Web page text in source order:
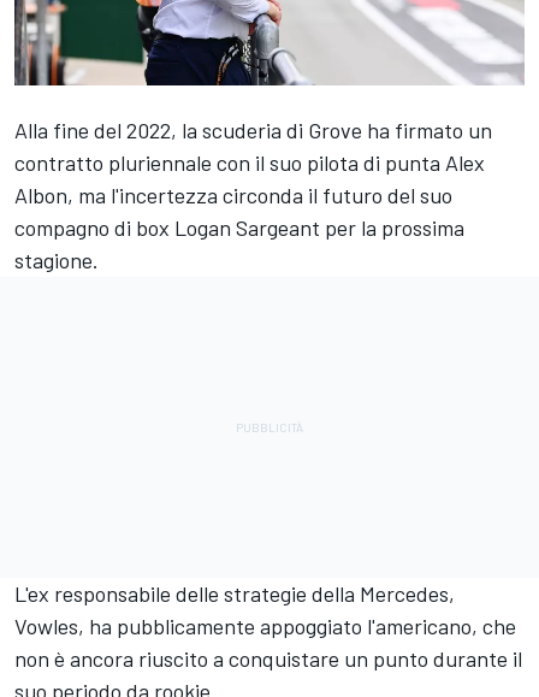
Alla fine del 2022, la scuderia di Grove ha firmato un
contratto pluriennale con il suo pilota di punta Alex
Albon, ma l'incertezza circonda il futuro del suo
compagno di box Logan Sargeant per la prossima
stagione.
L'ex responsabile delle strategie della Mercedes,
Vowles, ha pubblicamente appoggiato l'americano, che
non è ancora riuscito a conquistare un punto durante il
suo periodo da rookie.